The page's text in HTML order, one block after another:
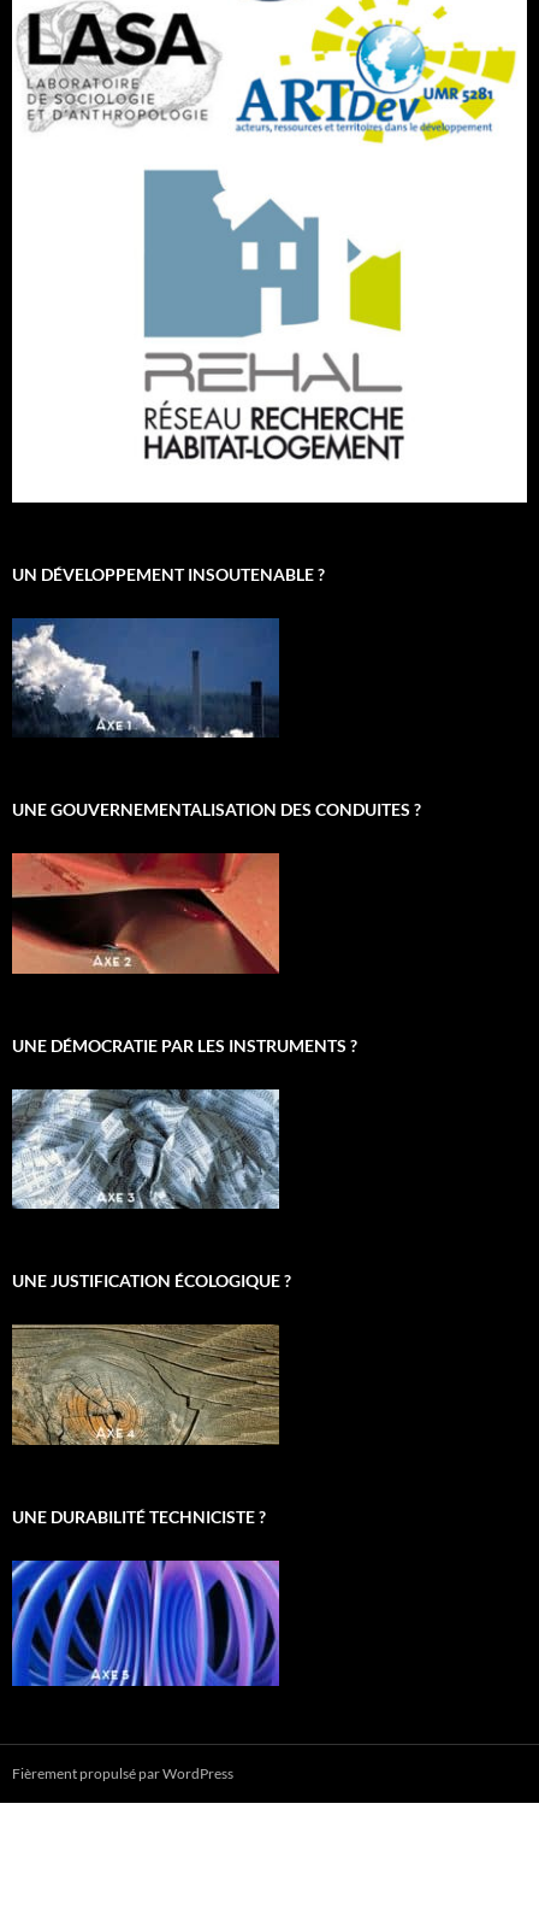
UN DÉVELOPPEMENT INSOUTENABLE ?
UNE GOUVERNEMENTALISATION DES CONDUITES ?
UNE DÉMOCRATIE PAR LES INSTRUMENTS ?
UNE JUSTIFICATION ÉCOLOGIQUE ?
UNE DURABILITÉ TECHNICISTE ?
Fièrement propulsé par WordPress